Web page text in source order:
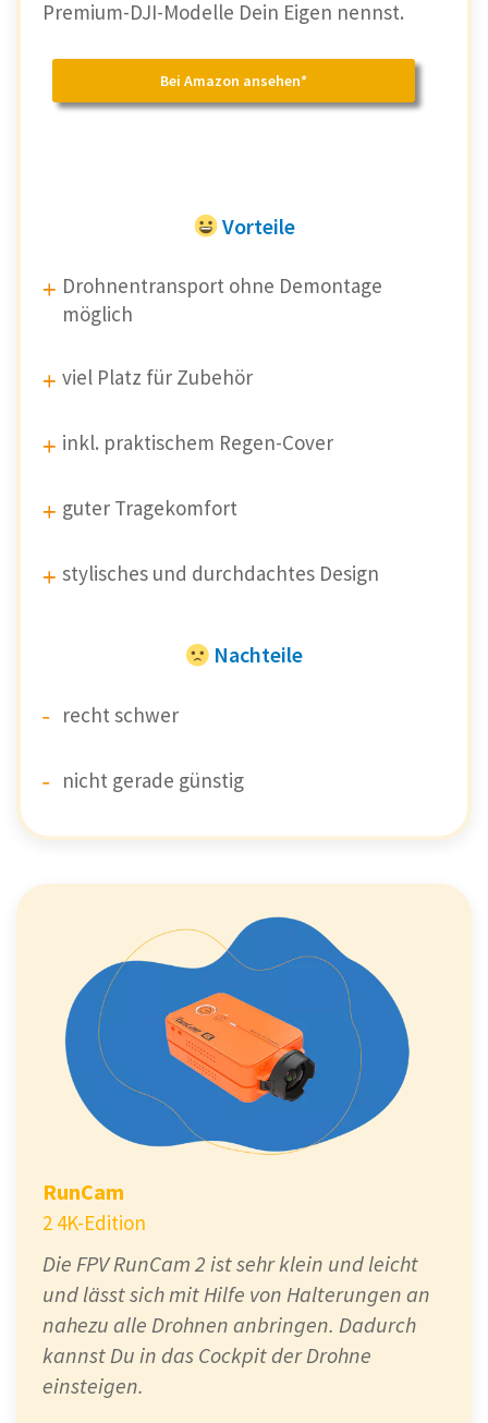
Premium-DJI-Modelle Dein Eigen nennst.
Bei Amazon ansehen*
Vorteile
Drohnentransport ohne Demontage
möglich
viel Platz für Zubehör
inkl. praktischem Regen-Cover
guter Tragekomfort
stylisches und durchdachtes Design
Nachteile
recht schwer
nicht gerade günstig
RunCam
2 4K-Edition
Die FPV RunCam 2 ist sehr klein und leicht
und lässt sich mit Hilfe von Halterungen an
nahezu alle Drohnen anbringen. Dadurch
kannst Du in das Cockpit der Drohne
einsteigen.